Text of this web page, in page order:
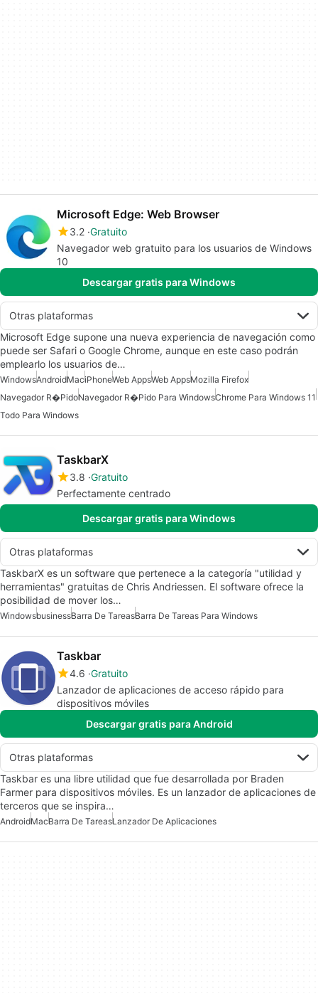
Microsoft Edge: Web Browser
3.2 Gratuito
Navegador web gratuito para los usuarios de Windows
10
Descargar gratis para Windows
Otras plataformas
Microsoft Edge supone una nueva experiencia de navegación como
puede ser Safari o Google Chrome, aunque en este caso podrán
emplearlo los usuarios de…
WindowsAndroidMaciPhoneWeb AppsWeb AppsMozilla Firefox
Navegador R�pidoNavegador R�pido Para WindowsChrome Para Windows 11
Todo Para Windows
TaskbarX
3.8 Gratuito
Perfectamente centrado
Descargar gratis para Windows
Otras plataformas
TaskbarX es un software que pertenece a la categoría "utilidad y
herramientas" gratuitas de Chris Andriessen. El software ofrece la
posibilidad de mover los…
WindowsbusinessBarra De TareasBarra De Tareas Para Windows
Taskbar
4.6 Gratuito
Lanzador de aplicaciones de acceso rápido para
dispositivos móviles
Descargar gratis para Android
Otras plataformas
Taskbar es una libre utilidad que fue desarrollada por Braden
Farmer para dispositivos móviles. Es un lanzador de aplicaciones de
terceros que se inspira…
AndroidMacBarra De TareasLanzador De Aplicaciones